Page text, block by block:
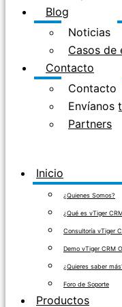
Blog
Noticias
Casos de
Contacto
Contacto
Envíanos
Partners
Inicio
¿Quienes Somos?
¿Qué es vTiger
Consultoría vTiger
Demo vTiger CRM
¿Quieres saber
Foro de Soporte
Productos